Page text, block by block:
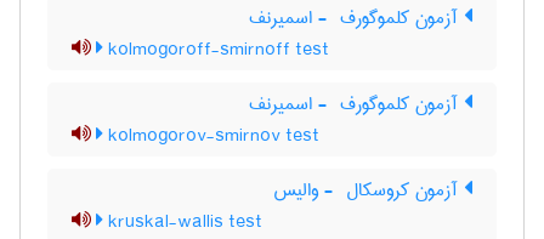
آزمون کلموگورف ‎ - اسمیرنف
kolmogoroff-smirnoff test
آزمون کلموگورف ‎ - اسمیرنف
kolmogorov-smirnov test
آزمون کروسکال ‎ - والیس
kruskal-wallis test